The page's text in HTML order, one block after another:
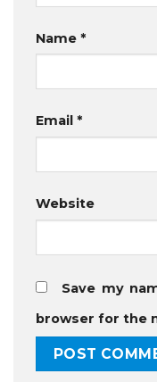
Name *
Email *
Website
Save my
browser for the